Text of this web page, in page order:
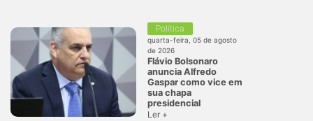
Política
quarta-feira, 05 de agosto
de 2026
Flávio Bolsonaro
anuncia Alfredo
Gaspar como vice em
sua chapa
presidencial
Ler +